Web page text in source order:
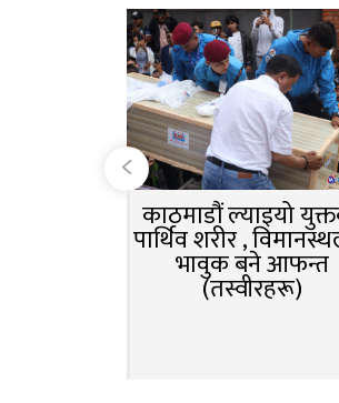
काठमाडौं ल्याइयो
पार्थिव शरीर ,
भावुक बने आफन्त
(तस्वीरहरू)